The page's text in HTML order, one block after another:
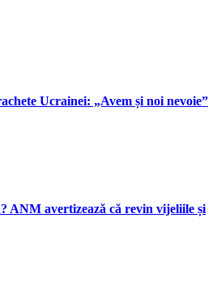
Ucrainei: „Avem și noi nevoie”
ANM avertizează că revin vijeliile și